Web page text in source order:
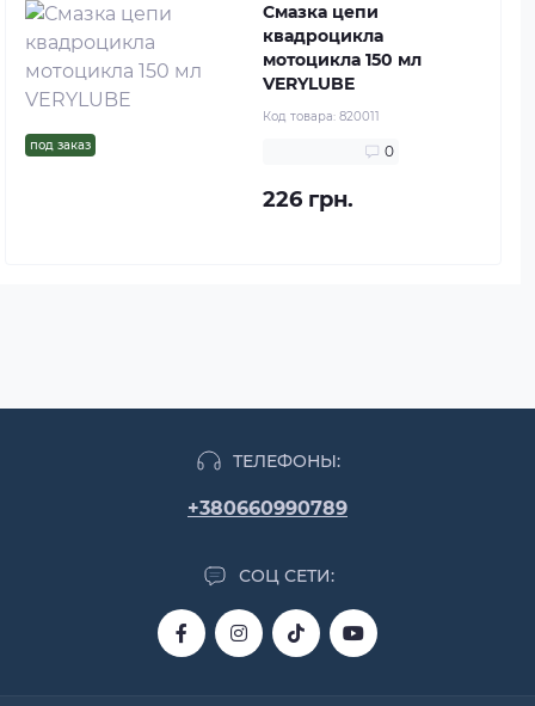
под заказ
Смазка цепи
квадроцикла
мотоцикла 150 мл
VERYLUBE
Код товара: 820011
0
226 грн.
ТЕЛЕФОНЫ:
+380660990789
СОЦ СЕТИ: